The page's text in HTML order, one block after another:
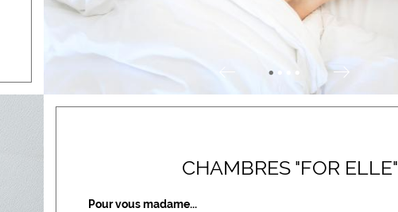
• •
CHAMBRES "FOR ELLE"
Pour vous madame...